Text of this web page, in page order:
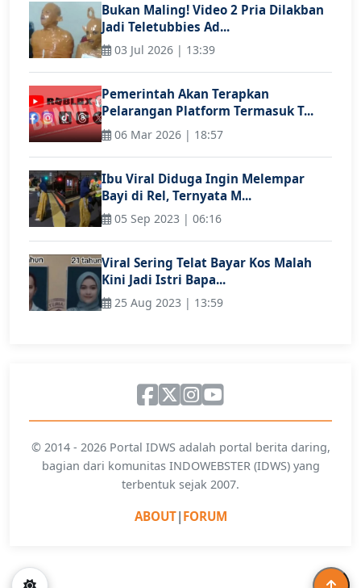
Bukan Maling! Video 2 Pria Dilakban
Jadi Teletubbies Ad...
03 Jul 2026 | 13:39
Pemerintah Akan Terapkan
Pelarangan Platform Termasuk T...
06 Mar 2026 | 18:57
Ibu Viral Diduga Ingin Melempar
Bayi di Rel, Ternyata M...
05 Sep 2023 | 06:16
Viral Sering Telat Bayar Kos Malah
Kini Jadi Istri Bapa...
25 Aug 2023 | 13:59
© 2014 - 2026 Portal IDWS adalah portal berita daring,
bagian dari komunitas INDOWEBSTER (IDWS) yang
terbentuk sejak 2007.
ABOUT| FORUM